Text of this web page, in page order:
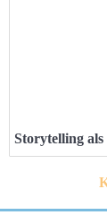
Storytelling